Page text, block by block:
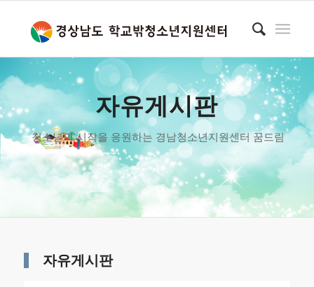
자유게시판
청소년의 시작을 응원하는 경남청소년지원센터 꿈드림
자유게시판